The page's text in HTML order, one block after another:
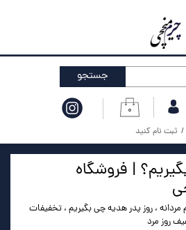
۰
/ ثبت نام کنید
جستجو
| فروشگاه
، روز پدر هدیه چی بگیریم ، تخفیفات
روز مرد